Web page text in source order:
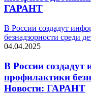
ГАРАНТ
В России создадут
безнадзорности среди
04.04.2025
В России создадут
профилактики
Новости: ГАРАНТ